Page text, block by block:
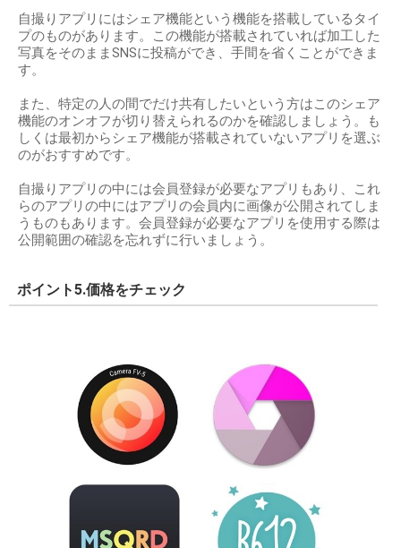
自撮りアプリにはシェア機能という機能を搭載しているタイ
プのものがあります。この機能が搭載されていれば加工した
写真をそのままSNSに投稿ができ、手間を省くことができま
す。
また、特定の人の間でだけ共有したいという方はこのシェア
機能のオンオフが切り替えられるのかを確認しましょう。も
しくは最初からシェア機能が搭載されていないアプリを選ぶ
のがおすすめです。
自撮りアプリの中には会員登録が必要なアプリもあり、これ
らのアプリの中にはアプリの会員内に画像が公開されてしま
うものもあります。会員登録が必要なアプリを使用する際は
公開範囲の確認を忘れずに行いましょう。
ポイント5.価格をチェック